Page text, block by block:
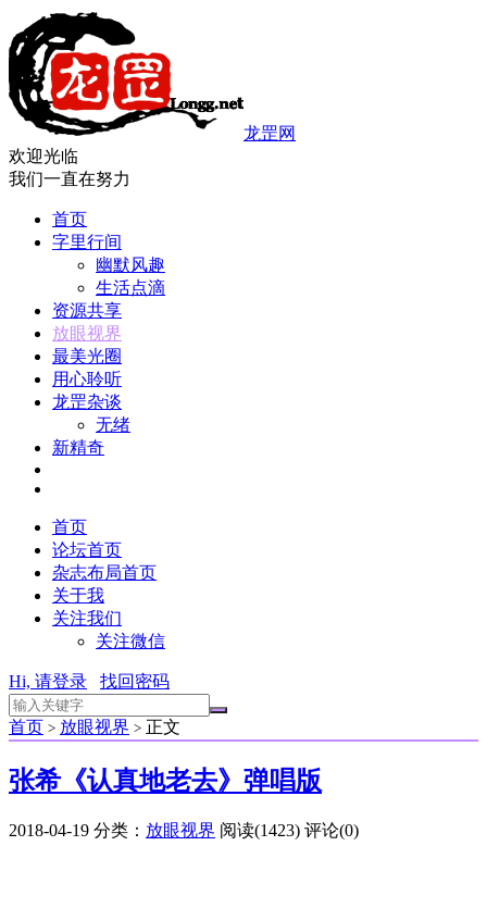
龙罡网
欢迎光临
我们一直在努力
首页
字里行间
幽默风趣
生活点滴
资源共享
放眼视界
最美光圈
用心聆听
龙罡杂谈
无绪
新精奇
首页
论坛首页
杂志布局首页
关于我
关注我们
关注微信
Hi, 请登录 找回密码
首页 > 放眼视界 > 正文
张希《认真地老去》弹唱版
2018-04-19 分类： 放眼视界 阅读(1423) 评论(0)